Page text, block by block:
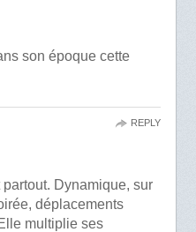
son époque cette
Dynamique, sur
déplacements
multiplie ses
REPLY